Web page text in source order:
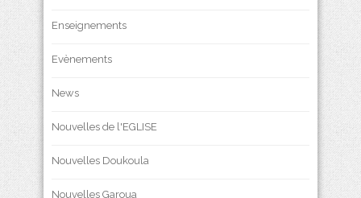
Enseignements
Evènements
News
Nouvelles de l'EGLISE
Nouvelles Doukoula
Nouvelles Garoua